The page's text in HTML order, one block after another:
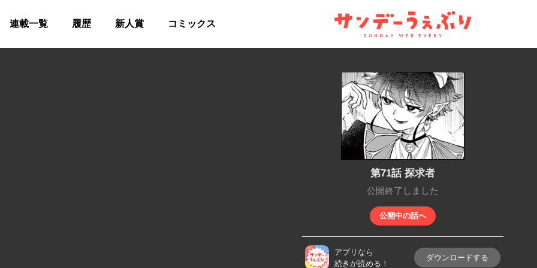
サンデーうぇぶり
連載一覧 履歴 新人賞 コミックス
第71話 探求者
公開終了しました
公開中の話へ
アプリなら
続きが読める！
ダウンロードする